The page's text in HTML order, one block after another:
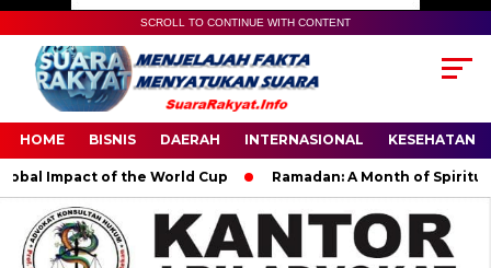
SCROLL TO CONTINUE WITH CONTENT
HOME BISNIS DAERAH INTERNASIONAL KESEHATAN
Impact of the World Cup Ramadan: A Month of